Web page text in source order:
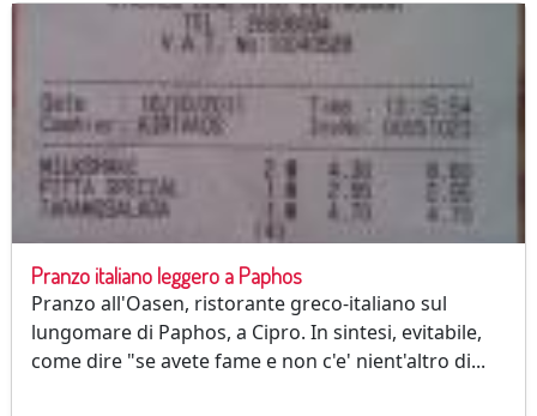
Pranzo italiano leggero a Paphos
Pranzo all'Oasen, ristorante greco-italiano sul
lungomare di Paphos, a Cipro. In sintesi, evitabile,
come dire "se avete fame e non c'e' nient'altro di...